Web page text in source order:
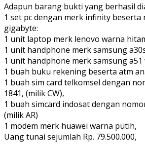
Adapun barang bukti yang berhasil
1 set pc dengan merk infinity
gigabyte:
1 unit laptop merk lenovo warna
1 unit handphone merk samsung
1 unit handphone merk samsung
1 buah buku rekening beserta atm
1 buah sim card telkomsel dengan
1841, (milik CW),
1 buah simcard indosat dengan
(milik AR)
1 modem merk huawei warna putih,
Uang tunai sejumlah Rp. 79.500.000,